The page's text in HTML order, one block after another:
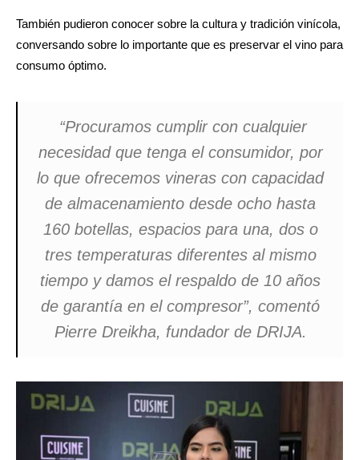
También pudieron conocer sobre la cultura y tradición vinícola,
conversando sobre lo importante que es preservar el vino para
consumo óptimo.
“Procuramos cumplir con cualquier
necesidad que tenga el consumidor, por
lo que ofrecemos vineras con capacidad
de almacenamiento desde ocho hasta
160 botellas, espacios para una, dos o
tres temperaturas diferentes al mismo
tiempo y damos el respaldo de 10 años
de garantía en el compresor”, comentó
Pierre Dreikha, fundador de DRIJA.